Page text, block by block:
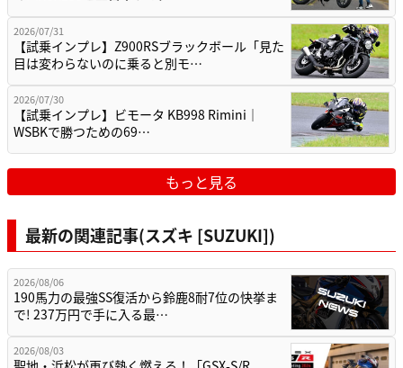
2026/07/31
【試乗インプレ】Z900RSブラックボール「見た
目は変わらないのに乗ると別モ…
2026/07/30
【試乗インプレ】ビモータ KB998 Rimini｜
WSBKで勝つための69…
もっと見る
最新の関連記事(スズキ [SUZUKI])
2026/08/06
190馬力の最強SS復活から鈴鹿8耐7位の快挙ま
で! 237万円で手に入る最…
2026/08/03